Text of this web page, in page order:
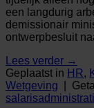
een langdurig
demissionair
ontwerpbesluit
Lees verder →
Geplaatst in HR,
Wetgeving